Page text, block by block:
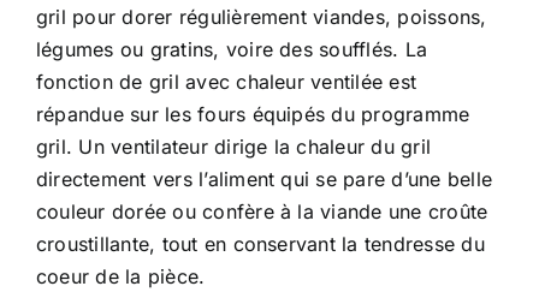
gril pour dorer régulièrement viandes, poissons,
légumes ou gratins, voire des soufflés. La
fonction de gril avec chaleur ventilée est
répandue sur les fours équipés du programme
gril. Un ventilateur dirige la chaleur du gril
directement vers l’aliment qui se pare d’une belle
couleur dorée ou confère à la viande une croûte
croustillante, tout en conservant la tendresse du
coeur de la pièce.